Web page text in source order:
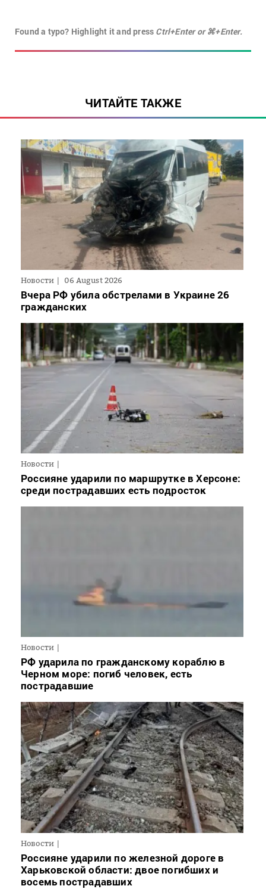
Found a typo? Highlight it and press Ctrl+Enter or ⌘+Enter.
ЧИТАЙТЕ ТАКЖЕ
Новости 06 August 2026
Вчера РФ убила обстрелами в Украине 26
гражданских
Новости
Россияне ударили по маршрутке в Херсоне:
среди пострадавших есть подросток
Новости
РФ ударила по гражданскому кораблю в
Черном море: погиб человек, есть
пострадавшие
Новости
Россияне ударили по железной дороге в
Харьковской области: двое погибших и
восемь пострадавших